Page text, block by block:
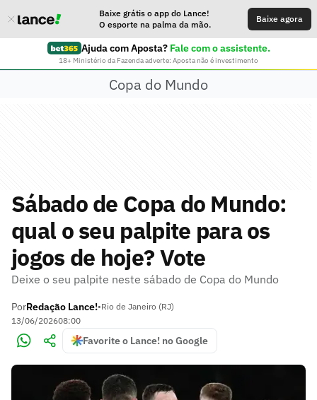
Baixe grátis o app do Lance!
O esporte na palma da mão.
Baixe agora
Ajuda com Aposta? Fale com o assistente.
18+ Ministério da Fazenda adverte: Aposta não é investimento
Copa do Mundo
Sábado de Copa do Mundo:
qual o seu palpite para os
jogos de hoje? Vote
Deixe o seu palpite neste sábado de Copa do Mundo
PorRedação Lance!•Rio de Janeiro (RJ)
13/06/202608:00
Favorite o Lance! no Google